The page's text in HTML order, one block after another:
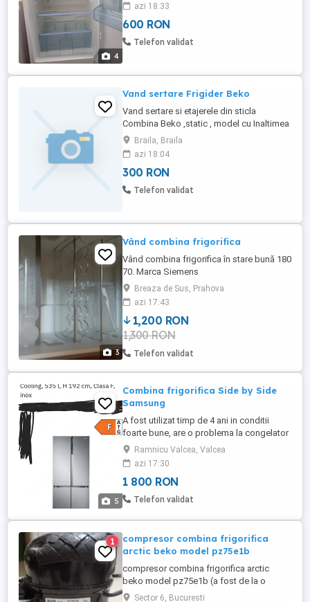
4
azi 18:33
600 RON
Telefon validat
Vand sertare Frigider Beko
Vand sertare si etajerele din sticla
Combina Beko ,static , model cu Inaltimea
de 2.02 m ,toate sau la cerere ,pretul este
negociabil.
Braila, Braila
azi 18:04
300 RON
Telefon validat
3
Vând combina frigorifica
Vând combina frigorifica în stare bună 180
70. Marca Siemens
Breaza de Sus, Prahova
azi 17:43
1,200 RON
1,300 RON
Telefon validat
5
Combina frigorifica Side by Side
Samsung
A fost utilizat timp de 4 ani in conditii
foarte bune, are o problema la congelator
care poate fi reparata - pierde freon
Ramnicu Valcea, Valcea
azi 17:30
1 800 RON
Telefon validat
1
compresor combina frigorifica
arctic beko model pz75e1b
compresor combina frigorifica arctic
beko model pz75e1b (a fost de la o
combina arctic de 2m fabricata in 2022)
Sector 6, Bucuresti